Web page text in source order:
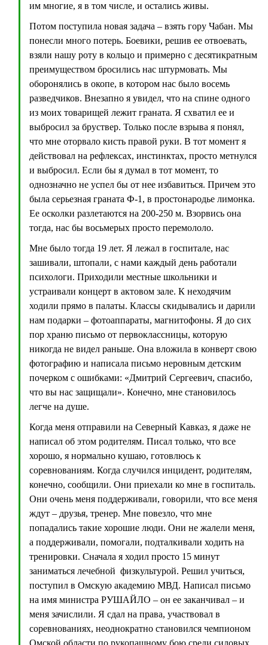
им многие, я в том числе, и остались живы.
Потом поступила новая задача – взять гору Чабан. Мы
понесли много потерь. Боевики, решив ее отвоевать,
взяли нашу роту в кольцо и примерно с десятикратным
преимуществом бросились нас штурмовать. Мы
оборонялись в окопе, в котором нас было восемь
разведчиков. Внезапно я увидел, что на спине одного
из моих товарищей лежит граната. Я схватил ее и
выбросил за бруствер. Только после взрыва я понял,
что мне оторвало кисть правой руки. В тот момент я
действовал на рефлексах, инстинктах, просто метнулся
и выбросил. Если бы я думал в тот момент, то
однозначно не успел бы от нее избавиться. Причем это
была серьезная граната Ф-1, в простонародье лимонка.
Ее осколки разлетаются на 200-250 м. Взорвись она
тогда, нас бы восьмерых просто перемололо.
Мне было тогда 19 лет. Я лежал в госпитале, нас
зашивали, штопали, с нами каждый день работали
психологи. Приходили местные школьники и
устраивали концерт в актовом зале. К неходячим
ходили прямо в палаты. Классы скидывались и дарили
нам подарки – фотоаппараты, магнитофоны. Я до сих
пор храню письмо от первоклассницы, которую
никогда не видел раньше. Она вложила в конверт свою
фотографию и написала письмо неровным детским
почерком с ошибками: «Дмитрий Сергеевич, спасибо,
что вы нас защищали». Конечно, мне становилось
легче на душе.
Когда меня отправили на Северный Кавказ, я даже не
написал об этом родителям. Писал только, что все
хорошо, я нормально кушаю, готовлюсь к
соревнованиям. Когда случился инцидент, родителям,
конечно, сообщили. Они приехали ко мне в госпиталь.
Они очень меня поддерживали, говорили, что все меня
ждут – друзья, тренер. Мне повезло, что мне
попадались такие хорошие люди. Они не жалели меня,
а поддерживали, помогали, подталкивали ходить на
тренировки. Сначала я ходил просто 15 минут
заниматься лечебной физкультурой. Решил учиться,
поступил в Омскую академию МВД. Написал письмо
на имя министра РУШАЙЛО – он ее заканчивал – и
меня зачислили. Я сдал на права, участвовал в
соревнованиях, неоднократно становился чемпионом